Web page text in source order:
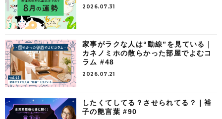
2026.07.31
家事がラクな人は“動線”を見ている｜
カネノミホの散らかった部屋でよむコ
ラム #48
2026.07.21
したくてしてる？させられてる？｜裕
子の艶言葉 #90